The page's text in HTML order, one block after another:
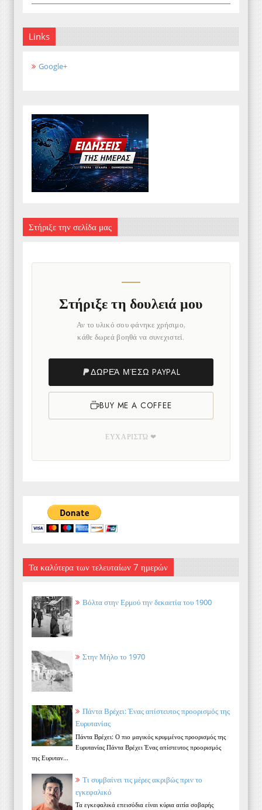
Links
Google+
Στήριξε την σελίδα μας
Στήριξε τη δουλειά μου
Αν το υλικό σου φάνηκε χρήσιμο,
κάθε δωρεά βοηθά να συνεχιστεί.
ΔΩΡΕΆ ΜΈΣΩ PAYPAL
BUY ME A COFFEE
ΕΥΧΑΡΙΣΤΏ ❤
Τα καλύτερα των τελευταίων 7 ημερών
Βόλτα στην Ερμού την δεκαετία του 1900
Στην Μήλο το 1970
Πάντα Βρέχει: Ένας απίστευτος προορισμός της
Ευρυτανίας
Πάντα Βρέχει: Ο πιο μαγικός κρυμμένος προορισμός της
Ευρυτανίας Πάντα Βρέχει Ένας απίστευτος προορισμός
της Ευρυταν...
Τι συμβαίνει τις μέρες ακριβώς πριν το
εγκεφαλικό
Τα εγκεφαλικά επεισόδια είναι κύρια αιτία σοβαρής